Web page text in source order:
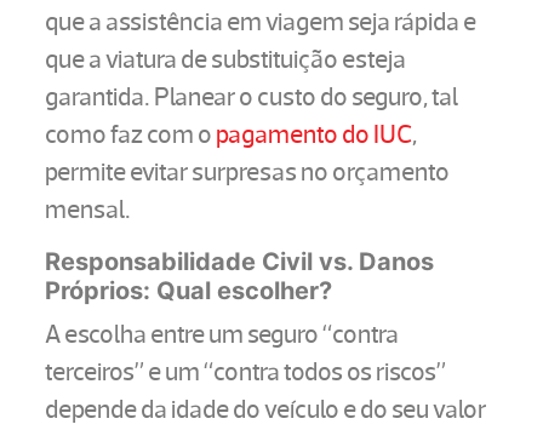
que a assistência em viagem seja rápida e
que a viatura de substituição esteja
garantida. Planear o custo do seguro, tal
como faz com o pagamento do IUC,
permite evitar surpresas no orçamento
mensal.
Responsabilidade Civil vs. Danos
Próprios: Qual escolher?
A escolha entre um seguro “contra
terceiros” e um “contra todos os riscos”
depende da idade do veículo e do seu valor